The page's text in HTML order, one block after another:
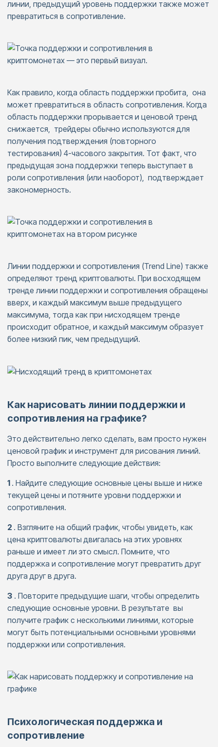
линии, предыдущий уровень поддержки также может
превратиться в сопротивление.
Как правило, когда область поддержки пробита, она
может превратиться в область сопротивления. Когда
область поддержки прорывается и ценовой тренд
снижается, трейдеры обычно используются для
получения подтверждения (повторного
тестирования) 4-часового закрытия. Тот факт, что
предыдущая зона поддержки теперь выступает в
роли сопротивления (или наоборот), подтверждает
закономерность.
Линии поддержки и сопротивления (Trend Line) также
определяют тренд криптовалюты. При восходящем
тренде линии поддержки и сопротивления обращены
вверх, и каждый максимум выше предыдущего
максимума, тогда как при нисходящем тренде
происходит обратное, и каждый максимум образует
более низкий пик, чем предыдущий.
Как нарисовать линии поддержки и
сопротивления на графике?
Это действительно легко сделать, вам просто нужен
ценовой график и инструмент для рисования линий.
Просто выполните следующие действия:
1 . Найдите следующие основные цены выше и ниже
текущей цены и потяните уровни поддержки и
сопротивления.
2 . Взгляните на общий график, чтобы увидеть, как
цена криптовалюты двигалась на этих уровнях
раньше и имеет ли это смысл. Помните, что
поддержка и сопротивление могут превратить друг
друга друг в друга.
3 . Повторите предыдущие шаги, чтобы определить
следующие основные уровни. В результате вы
получите график с несколькими линиями, которые
могут быть потенциальными основными уровнями
поддержки или сопротивления.
Психологическая поддержка и
сопротивление